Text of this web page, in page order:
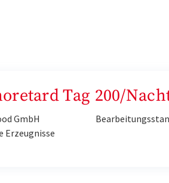
Tag 200/
GmbH
Erzeugnisse